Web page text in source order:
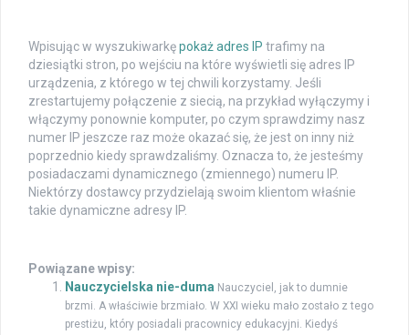
Wpisując w wyszukiwarkępokaż adres IP trafimy na
dziesiątki stron, po wejściu na które wyświetli się adres IP
urządzenia, z którego w tej chwili korzystamy. Jeśli
zrestartujemy połączenie z siecią, na przykład wyłączymy i
włączymy ponownie komputer, po czym sprawdzimy nasz
numer IP jeszcze raz może okazać się, że jest on inny niż
poprzednio kiedy sprawdzaliśmy. Oznacza to, że jesteśmy
posiadaczami dynamicznego (zmiennego) numeru IP.
Niektórzy dostawcy przydzielają swoim klientom właśnie
takie dynamiczne adresy IP.
Powiązane wpisy:
Nauczycielska nie-duma Nauczyciel, jak to dumnie
brzmi. A właściwie brzmiało. W XXI wieku mało zostało z tego
prestiżu, który posiadali pracownicy edukacyjni. Kiedyś